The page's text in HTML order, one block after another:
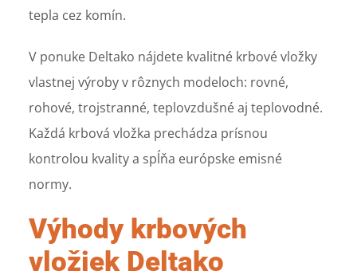
tepla cez komín.
V ponuke Deltako nájdete kvalitné krbové vložky
vlastnej výroby v rôznych modeloch: rovné,
rohové, trojstranné, teplovzdušné aj teplovodné.
Každá krbová vložka prechádza prísnou
kontrolou kvality a spĺňa európske emisné
normy.
Výhody krbových
vložiek Deltako